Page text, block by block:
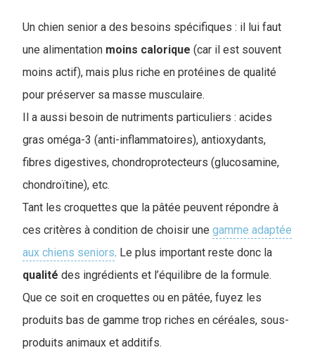
Un chien senior a des besoins spécifiques : il lui faut
une alimentation moins calorique (car il est souvent
moins actif), mais plus riche en protéines de qualité
pour préserver sa masse musculaire.
Il a aussi besoin de nutriments particuliers : acides
gras oméga-3 (anti-inflammatoires), antioxydants,
fibres digestives, chondroprotecteurs (glucosamine,
chondroïtine), etc.
Tant les croquettes que la pâtée peuvent répondre à
ces critères à condition de choisir une gamme adaptée
aux chiens seniors. Le plus important reste donc la
qualité des ingrédients et l’équilibre de la formule.
Que ce soit en croquettes ou en pâtée, fuyez les
produits bas de gamme trop riches en céréales, sous-
produits animaux et additifs.